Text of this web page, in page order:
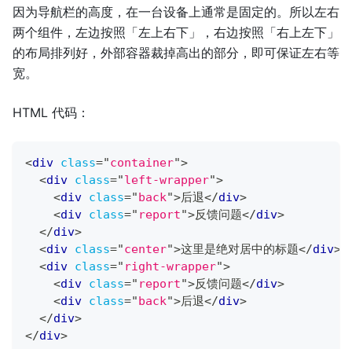
因为导航栏的高度，在一台设备上通常是固定的。所以左右
两个组件，左边按照「左上右下」，右边按照「右上左下」
的布局排列好，外部容器裁掉高出的部分，即可保证左右等
宽。
HTML 代码：
<div class="container">
<div class="left-wrapper">
<div class="back">后退</div>
<div class=" report">反馈问题</div>
</div>
<div class="center">这里是绝对居中的标题</div>
<div class=" right-wrapper">
<div class=" report">反馈问题</div>
<div class="back">后退</div>
</div>
</div>